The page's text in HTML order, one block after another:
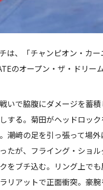
は、「チャンピオン・カ
のオープン・ザ・ドリ
いで脇腹にダメージを蓄
する。菊田がヘッドロッ
潮﨑の足を引っ張って場
たが、フライング・ショ
をブチ込む。リング上で
リアットで正面衝突。豪